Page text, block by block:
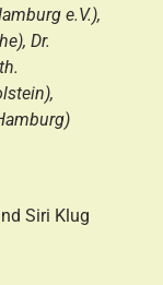
e.V.),
Dr.
Siri Klug